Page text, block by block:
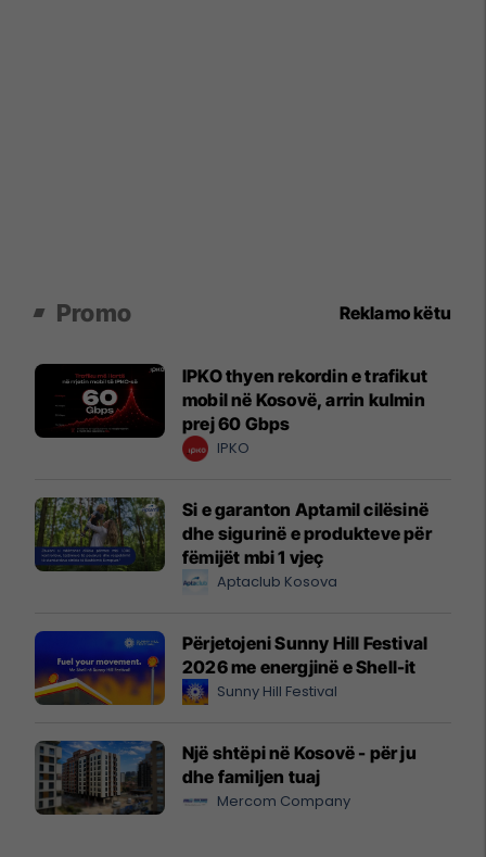
Promo Reklamo këtu
IPKO thyen rekordin e trafikut
mobil në Kosovë, arrin kulmin
prej 60 Gbps
IPKO
Si e garanton Aptamil cilësinë
dhe sigurinë e produkteve për
fëmijët mbi 1 vjeç
Aptaclub Kosova
Përjetojeni Sunny Hill Festival
2026 me energjinë e Shell-it
Sunny Hill Festival
Një shtëpi në Kosovë - për ju
dhe familjen tuaj
Mercom Company